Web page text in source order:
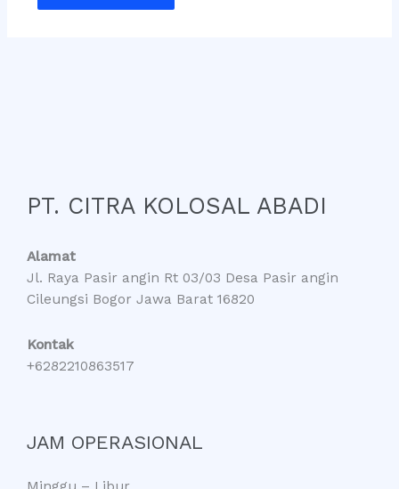
PT. CITRA KOLOSAL ABADI
Alamat
Jl. Raya Pasir angin Rt 03/03 Desa Pasir angin
Cileungsi Bogor Jawa Barat 16820
Kontak
+6282210863517
JAM OPERASIONAL